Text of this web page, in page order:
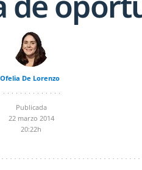
Ofelia De Lorenzo
Publicada
22 marzo 2014
20:22h